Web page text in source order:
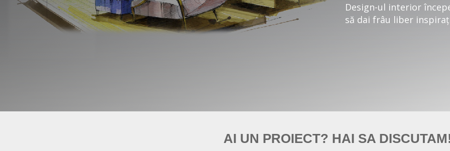
Design-ul interior
să dai frâu liber
AI UN PROIECT? HAI SA